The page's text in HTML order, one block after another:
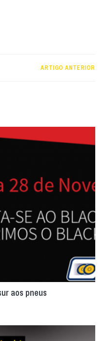
ARTIGO ANTERIOR
aos pneus